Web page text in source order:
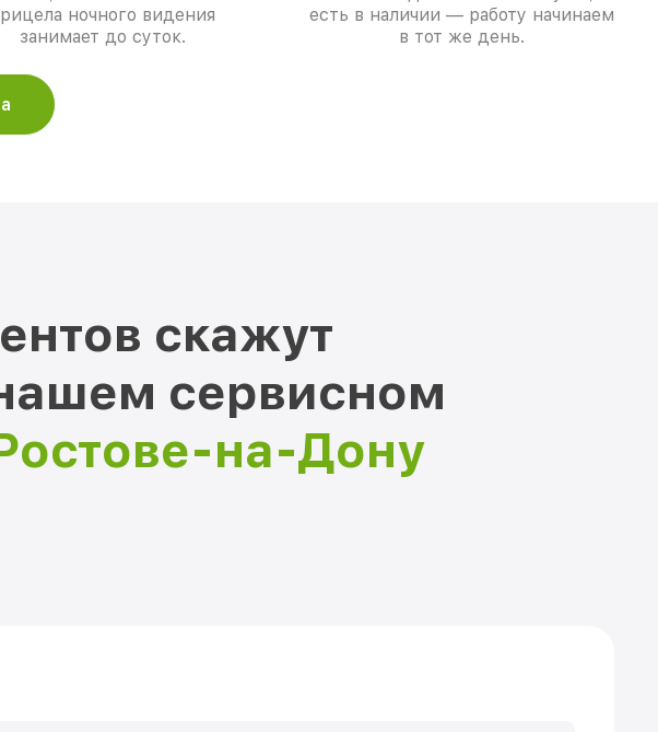
ночного видения
занимает до суток.
есть в наличии — работу начинаем
в тот же день.
скажут
сервисном
на-Дону